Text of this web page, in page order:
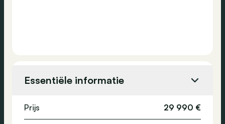
Essentiële informatie
Prijs 29 990 €